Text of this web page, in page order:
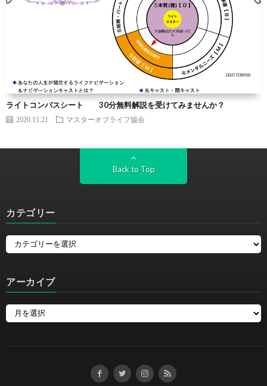
ライトコンパスシート 30分無料解説を受けてみませんか？
2020.11.21 マスターオブライフ協会
Back to Top
カテゴリー
アーカイブ